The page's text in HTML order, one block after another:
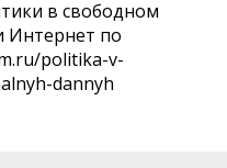
в свободном
Интернет по
politika-v-
dannyh